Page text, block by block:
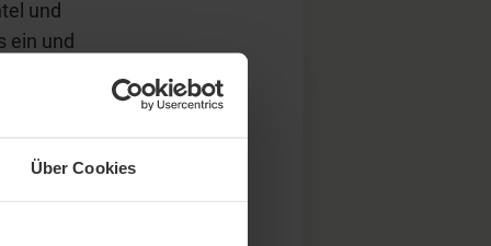
Über Cookies
und
ein und
dann